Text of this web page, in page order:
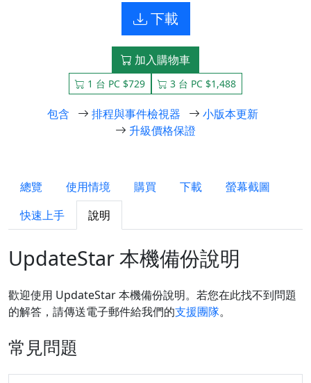
下載
加入購物車
1 台 PC $729 3 台 PC $1,488
包含 排程與事件檢視器
小版本更新
升級價格保證
總覽 使用情境 購買 下載
螢幕截圖
快速上手
說明
UpdateStar 本機備份說明
歡迎使用 UpdateStar 本機備份說明。若您在此找不到問題
的解答，請傳送電子郵件給我們的支援團隊。
常見問題